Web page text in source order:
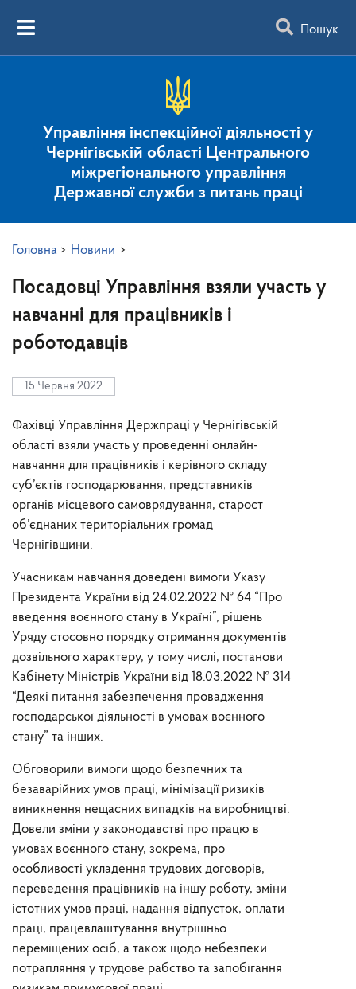
Пошук
Управління інспекційної діяльності у
Чернігівській області Центрального
міжрегіонального управління
Державної служби з питань праці
Головна > Новини >
Посадовці Управління взяли участь у
навчанні для працівників і
роботодавців
15 Червня 2022
Фахівці Управління Держпраці у Чернігівській
області взяли участь у проведенні онлайн-
навчання для працівників і керівного складу
суб’єктів господарювання, представників
органів місцевого самоврядування, старост
об’єднаних територіальних громад
Чернігівщини.
Учасникам навчання доведені вимоги Указу
Президента України від 24.02.2022 № 64 “Про
введення воєнного стану в Україні”, рішень
Уряду стосовно порядку отримання документів
дозвільного характеру, у тому числі, постанови
Кабінету Міністрів України від 18.03.2022 № 314
“Деякі питання забезпечення провадження
господарської діяльності в умовах воєнного
стану” та інших.
Обговорили вимоги щодо безпечних та
безаварійних умов праці, мінімізації ризиків
виникнення нещасних випадків на виробництві.
Довели зміни у законодавстві про працю в
умовах воєнного стану, зокрема, про
особливості укладення трудових договорів,
переведення працівників на іншу роботу, зміни
істотних умов праці, надання відпусток, оплати
праці, працевлаштування внутрішньо
переміщених осіб, а також щодо небезпеки
потрапляння у трудове рабство та запобігання